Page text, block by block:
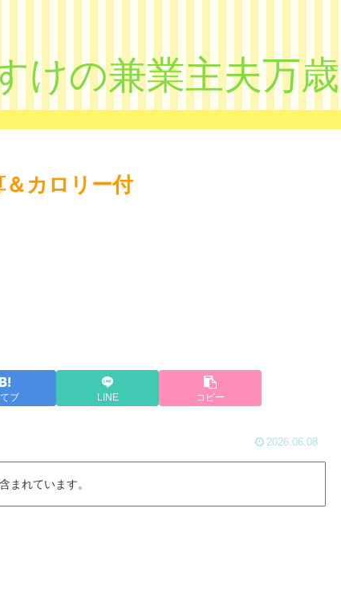
けの兼業主夫万歳
カロリー付
ブ LINE コピー
2026.06.08
まれています。